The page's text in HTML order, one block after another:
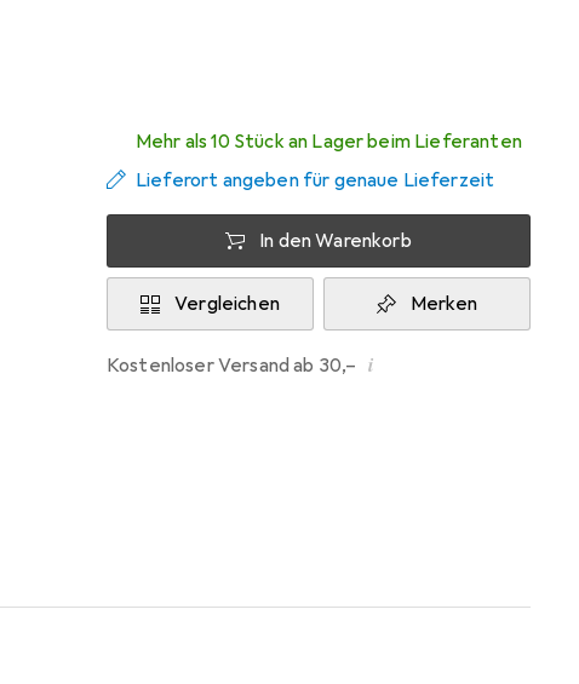
Mehr als 10 Stück an Lager beim Lieferanten
Lieferort angeben für genaue Lieferzeit
In den Warenkorb
Vergleichen Merken
Kostenloser Versand ab 30,– i